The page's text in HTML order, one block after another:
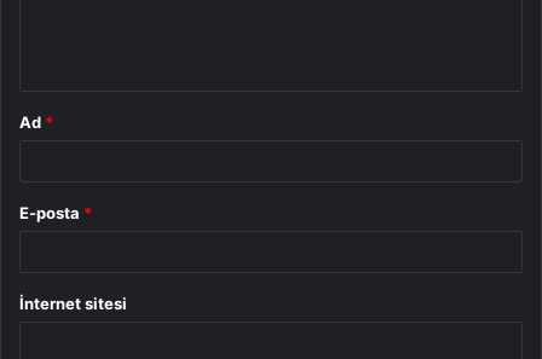
Ad *
E-posta *
İnternet sitesi